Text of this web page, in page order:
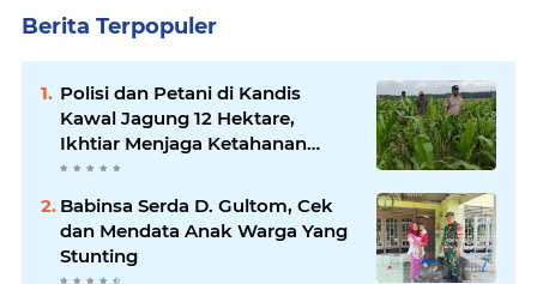
Berita Terpopuler
Polisi dan Petani di Kandis
Kawal Jagung 12 Hektare,
Ikhtiar Menjaga Ketahanan
Pangan
Babinsa Serda D. Gultom, Cek
dan Mendata Anak Warga Yang
Stunting